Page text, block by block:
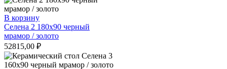
В корзину
Селена 2 180х90 черный
мрамор / золото
52815,00 ₽